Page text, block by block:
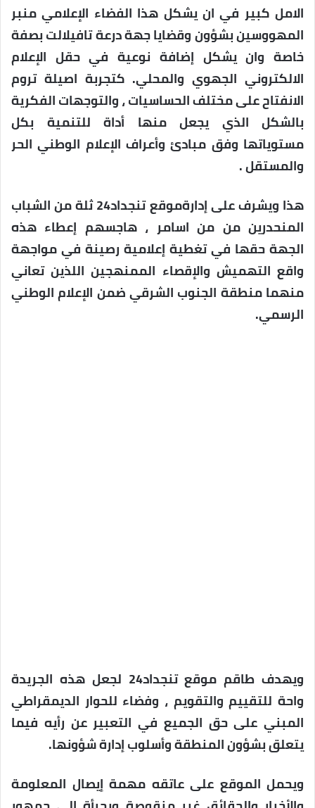
الامل كبير في ان يشكل هذا الفضاء الإعلامي منبر
المهووسين بشؤون وقضايا جهة درعة تافيلالت بصفة
خاصة وان يشكل إضافة نوعية في حقل الإعلام
الالكتروني الجهوي والمحلي. كتجربة اصيلة تروم
الانفتاح على مختلف الحساسيات ، والتوجهات الفكرية
بالشكل الذي يجعل منها أداة للتنمية بكل
مستوياتها وفق مبادئ وأعراف الإعلام الوطني الحر
والمستقل .
هذا ويشرف على إدارةموقع تنجداد24 ثلة من الشباب
المنحدرين من من اسامر ، هاجسهم إعطاء هذه
الجهة حقها في تغطية إعلامية رصينة في مواجهة
واقع التهميش والإقصاء الممنهجين اللذين تعاني
منهما منطقة الجنوب الشرقي ضمن الإعلام الوطني
الرسمي.
ويهدف طاقم موقع تنجداد24 لجعل هذه الجريدة
واحة للتقييم والتقويم ، وفضاء للحوار الديمقراطي
المبني على حق الجميع في التعبير عن رأيه فيما
يتعلق بشؤون المنطقة وأسلوب إدارة شؤونها.
ويحمل الموقع على عاتقه مهمة إيصال المعلومة